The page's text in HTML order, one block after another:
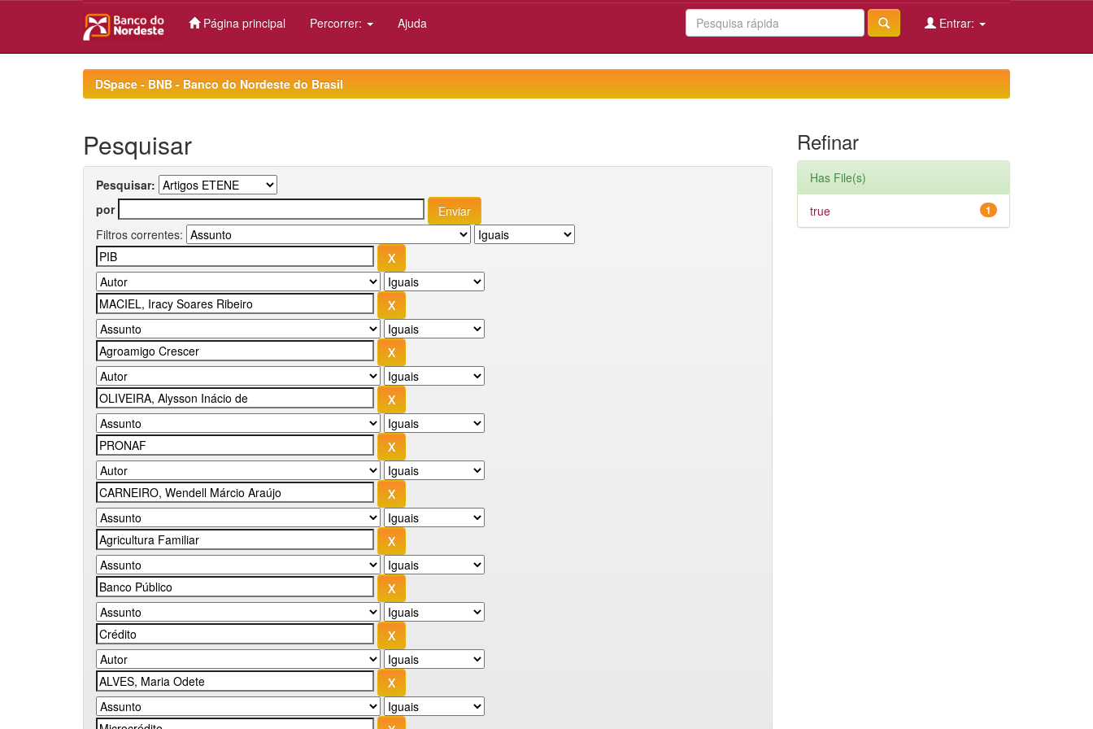
Página principal Percorrer: Ajuda Entrar:
DSpace - BNB - Banco do Nordeste do Brasil
Pesquisar
Pesquisar:
por
Filtros correntes:
Refinar
Has File(s)
1
true